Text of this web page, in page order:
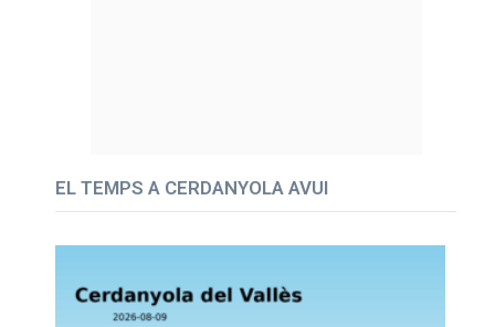
EL TEMPS A CERDANYOLA AVUI